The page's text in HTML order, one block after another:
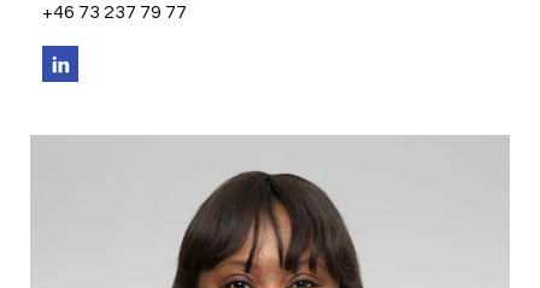
+46 73 237 79 77